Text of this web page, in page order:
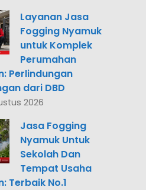
Layanan Jasa
Fogging Nyamuk
untuk Komplek
Perumahan
Perlindungan
dari DBD
2026
Jasa Fogging
Nyamuk Untuk
Sekolah Dan
Tempat Usaha
Terbaik No.1